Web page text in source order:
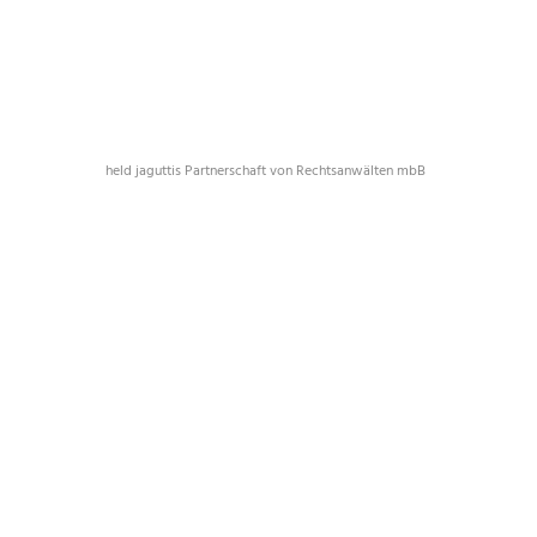
held jaguttis Partnerschaft von Rechtsanwälten mbB